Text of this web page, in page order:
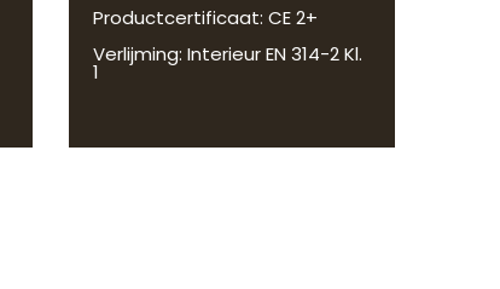
Verlijming: Interieur EN 314-2 Kl.
1
Productcertificaat: CE 2+